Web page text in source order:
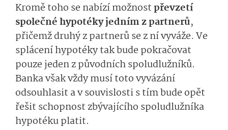
Kromě toho se nabízí možnostpřevzetí
společné hypotéky jedním z partnerů,
přičemž druhý z partnerů se z ní vyváže. Ve
splácení hypotéky tak bude pokračovat
pouze jeden z původních spoludlužníků.
Banka však vždy musí toto vyvázání
odsouhlasit a v souvislosti s tím bude opět
řešit schopnost zbývajícího spoludlužníka
hypotéku platit.